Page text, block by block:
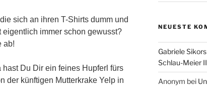
sich an ihren T-Shirts dumm und
immer schon gewusst?
ab!
hast Du Dir ein feines Hupferl fürs
der künftigen Mutterkrake Yelp in
NEUESTE
Gabriele
Schlau-Meier II
Anonym bei